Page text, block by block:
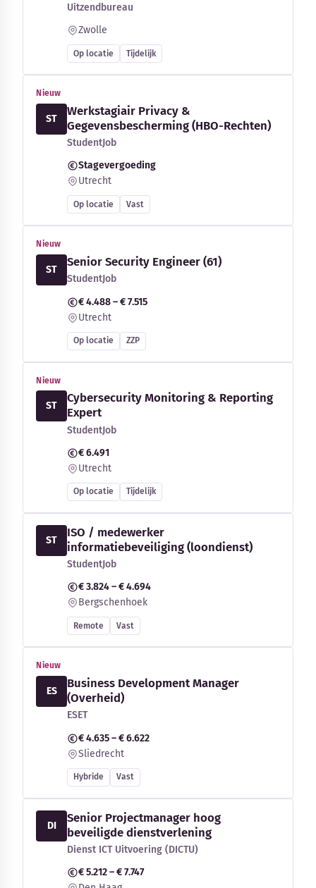
Uitzendbureau
Zwolle
Op locatie Tijdelijk
Nieuw
ST
Werkstagiair Privacy &
Gegevensbescherming (HBO-Rechten)
StudentJob
Stagevergoeding
Utrecht
Op locatie Vast
Nieuw
ST
Senior Security Engineer (61)
StudentJob
€ 4.488 – € 7.515
Utrecht
Op locatie ZZP
Nieuw
ST
Cybersecurity Monitoring & Reporting
Expert
StudentJob
€ 6.491
Utrecht
Op locatie Tijdelijk
ST
ISO / medewerker
informatiebeveiliging (loondienst)
StudentJob
€ 3.824 – € 4.694
Bergschenhoek
Remote Vast
Nieuw
ES
Business Development Manager
(Overheid)
ESET
€ 4.635 – € 6.622
Sliedrecht
Hybride Vast
DI
Senior Projectmanager hoog
beveiligde dienstverlening
Dienst ICT Uitvoering (DICTU)
€ 5.212 – € 7.747